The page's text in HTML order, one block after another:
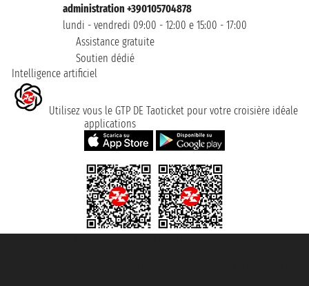
administration +390105704878
lundi - vendredi 09:00 - 12:00 e 15:00 - 17:00
Assistance gratuite
Soutien dédié
Intelligence artificiel
Utilisez vous le GTP DE Taoticket pour votre croisière idéale
applications